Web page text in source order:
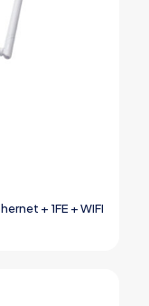
+ 1FE + WIFI